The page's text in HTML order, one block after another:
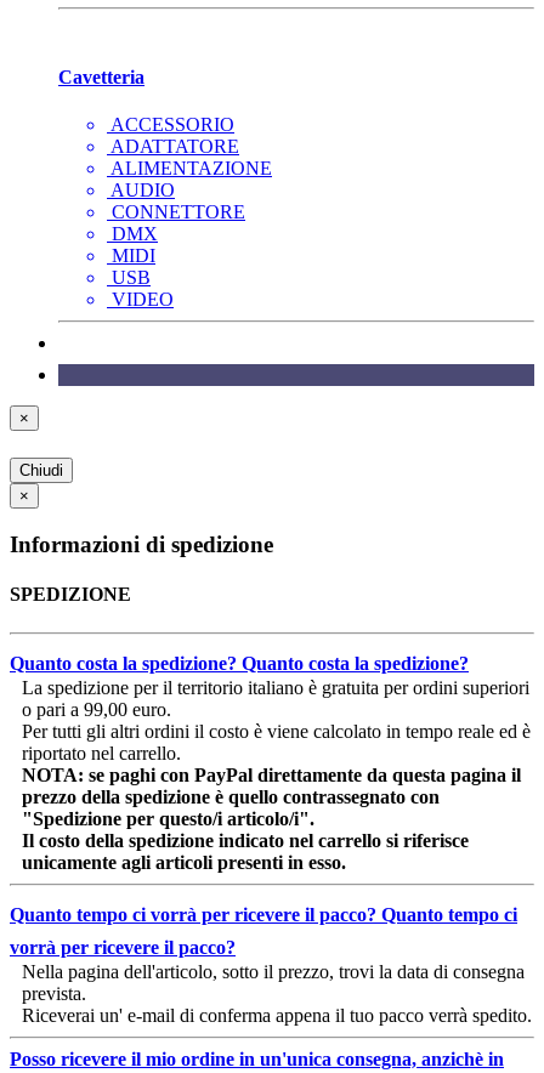
Cavetteria
ACCESSORIO
ADATTATORE
ALIMENTAZIONE
AUDIO
CONNETTORE
DMX
MIDI
USB
VIDEO
×
Chiudi
×
Informazioni di spedizione
SPEDIZIONE
Quanto costa la spedizione? Quanto costa la spedizione?
La spedizione per il territorio italiano è gratuita per ordini superiori
o pari a 99,00 euro.
Per tutti gli altri ordini il costo è viene calcolato in tempo reale ed è
riportato nel carrello.
NOTA: se paghi con PayPal direttamente da questa pagina il
prezzo della spedizione è quello contrassegnato con
"Spedizione per questo/i articolo/i".
Il costo della spedizione indicato nel carrello si riferisce
unicamente agli articoli presenti in esso.
Quanto tempo ci vorrà per ricevere il pacco? Quanto tempo ci
vorrà per ricevere il pacco?
Nella pagina dell'articolo, sotto il prezzo, trovi la data di consegna
prevista.
Riceverai un' e-mail di conferma appena il tuo pacco verrà spedito.
Posso ricevere il mio ordine in un'unica consegna, anzichè in